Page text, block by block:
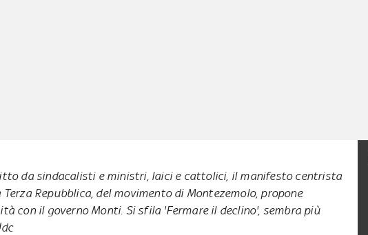
da sindacalisti e ministri, laici e cattolici, il manifesto centrista
Terza Repubblica, del movimento di Montezemolo, propone
con il governo Monti. Si sfila 'Fermare il declino', sembra più